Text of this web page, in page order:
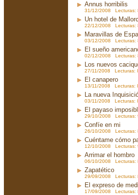
Annus horribilis
31/12/2008 Lecturas:
Un hotel de
22/12/2008 Lecturas:
Maravillas de
03/12/2008 Lecturas:
El sueño
02/12/2008 Lecturas:
Los nuevos
27/11/2008 Lecturas:
El canapero
13/11/2008 Lecturas:
La nueva
03/11/2008 Lecturas:
El payaso
29/10/2008 Lecturas:
Confíe en mi
26/10/2008 Lecturas:
Cuéntame cómo
12/10/2008 Lecturas:
Arrimar el hombro
06/10/2008 Lecturas:
Zapatético
29/09/2008 Lecturas:
El expreso de
17/09/2008 Lecturas: